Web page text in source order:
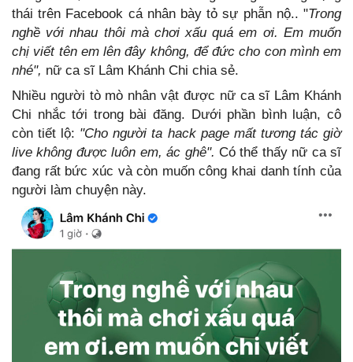
thái trên Facebook cá nhân bày tỏ sự phẫn nộ.. "Trong
nghề với nhau thôi mà chơi xấu quá em ơi. Em muốn
chị viết tên em lên đây không, để đức cho con mình em
nhé", nữ ca sĩ Lâm Khánh Chi chia sẻ.
Nhiều người tò mò nhân vật được nữ ca sĩ Lâm Khánh
Chi nhắc tới trong bài đăng. Dưới phần bình luận, cô
còn tiết lộ: "Cho người ta hack page mất tương tác giờ
live không được luôn em, ác ghê". Có thể thấy nữ ca sĩ
đang rất bức xúc và còn muốn công khai danh tính của
người làm chuyện này.